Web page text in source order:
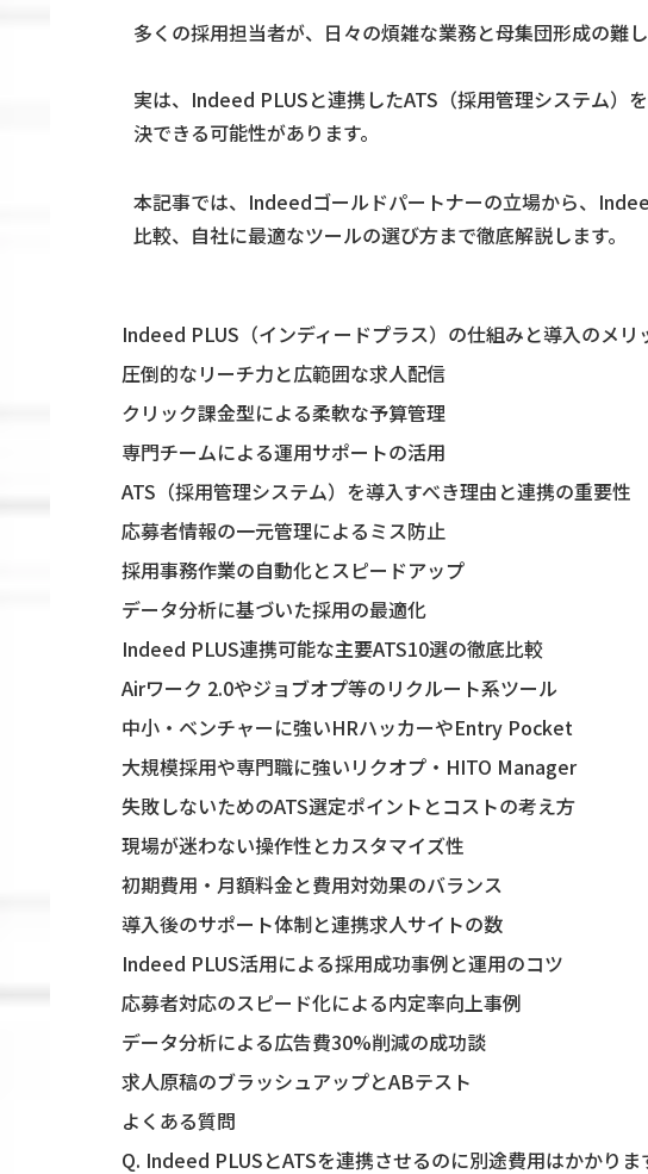
多くの採用担当者が、日々の煩雑な業務と母集団形成の難
実は、Indeed PLUSと連携したATS（採用管理システム）
決できる可能性があります。
本記事では、Indeedゴールドパートナーの立場から、
比較、自社に最適なツールの選び方まで徹底解説します。
Indeed PLUS（インディードプラス）の仕組みと導入のメリ
圧倒的なリーチ力と広範囲な求人配信
クリック課金型による柔軟な予算管理
専門チームによる運用サポートの活用
ATS（採用管理システム）を導入すべき理由と連携の重要性
応募者情報の一元管理によるミス防止
採用事務作業の自動化とスピードアップ
データ分析に基づいた採用の最適化
Indeed PLUS連携可能な主要ATS10選の徹底比較
Airワーク 2.0やジョブオプ等のリクルート系ツール
中小・ベンチャーに強いHRハッカーやEntry Pocket
大規模採用や専門職に強いリクオプ・HITO Manager
失敗しないためのATS選定ポイントとコストの考え方
現場が迷わない操作性とカスタマイズ性
初期費用・月額料金と費用対効果のバランス
導入後のサポート体制と連携求人サイトの数
Indeed PLUS活用による採用成功事例と運用のコツ
応募者対応のスピード化による内定率向上事例
データ分析による広告費30%削減の成功談
求人原稿のブラッシュアップとABテスト
よくある質問
Q. Indeed PLUSとATSを連携させるのに別途費用はかかりま